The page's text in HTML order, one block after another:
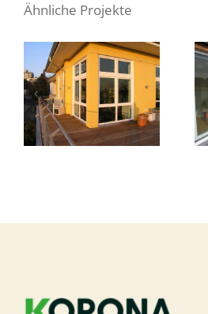
Ähnliche Projekte
Dachaufstockung
D2